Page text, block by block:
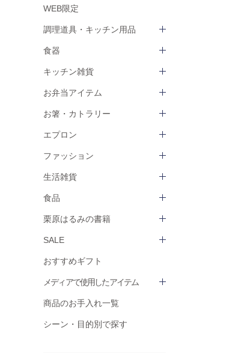
WEB限定
調理道具・キッチン用品
食器
キッチン雑貨
お弁当アイテム
お箸・カトラリー
エプロン
ファッション
生活雑貨
食品
栗原はるみの書籍
SALE
おすすめギフト
メディアで使用したアイテム
商品のお手入れ一覧
シーン・目的別で探す